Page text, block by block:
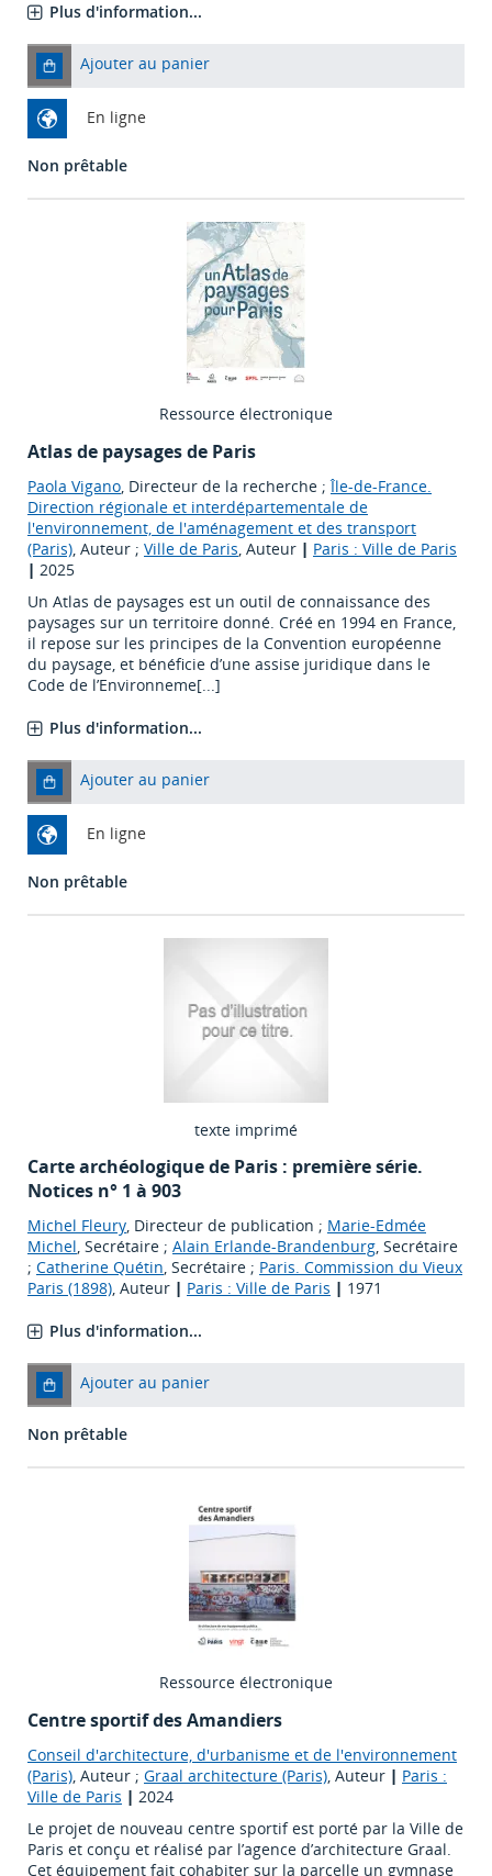
Plus d'information...
Ajouter au panier
En ligne
Non prêtable
Ressource électronique
Atlas de paysages de Paris
Paola Vigano, Directeur de la recherche ;Île-de-France.
Direction régionale et interdépartementale de
l'environnement, de l'aménagement et des transport
(Paris), Auteur ; Ville de Paris, Auteur | Paris : Ville de Paris
| 2025
Un Atlas de paysages est un outil de connaissance des
paysages sur un territoire donné. Créé en 1994 en France,
il repose sur les principes de la Convention européenne
du paysage, et bénéficie d’une assise juridique dans le
Code de l’Environneme[...]
Plus d'information...
Ajouter au panier
En ligne
Non prêtable
texte imprimé
Carte archéologique de Paris : première série.
Notices n° 1 à 903
Michel Fleury, Directeur de publication ; Marie-Edmée
Michel, Secrétaire ; Alain Erlande-Brandenburg, Secrétaire
; Catherine Quétin, Secrétaire ; Paris. Commission du Vieux
Paris (1898), Auteur | Paris : Ville de Paris | 1971
Plus d'information...
Ajouter au panier
Non prêtable
Ressource électronique
Centre sportif des Amandiers
Conseil d'architecture, d'urbanisme et de l'environnement
(Paris), Auteur ; Graal architecture (Paris), Auteur | Paris :
Ville de Paris | 2024
Le projet de nouveau centre sportif est porté par la Ville de
Paris et conçu et réalisé par l’agence d’architecture Graal.
Cet équipement fait cohabiter sur la parcelle un gymnase